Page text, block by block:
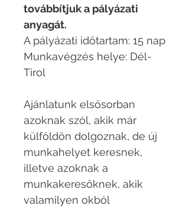
továbbítjuk a pályázati
anyagát.
A pályázati időtartam: 15 nap
Munkavégzés helye: Dél-
Tirol
Ajánlatunk elsősorban
azoknak szól, akik már
külföldön dolgoznak, de új
munkahelyet keresnek,
illetve azoknak a
munkakeresőknek, akik
valamilyen okból